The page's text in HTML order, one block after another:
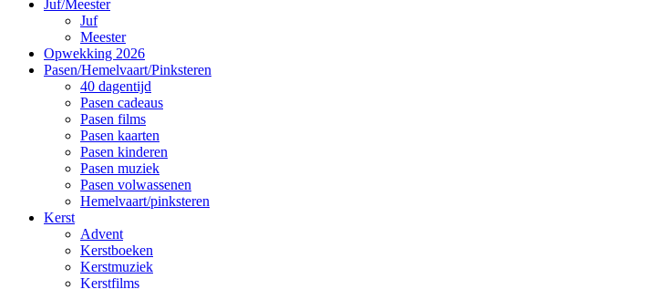
Juf/Meester
Juf
Meester
Opwekking 2026
Pasen/Hemelvaart/Pinksteren
40 dagentijd
Pasen cadeaus
Pasen films
Pasen kaarten
Pasen kinderen
Pasen muziek
Pasen volwassenen
Hemelvaart/pinksteren
Kerst
Advent
Kerstboeken
Kerstmuziek
Kerstfilms